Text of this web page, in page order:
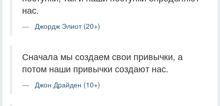
нас.
Джордж Элиот (20+)
Сначала мы создаем свои привычки, а
потом наши привычки создают нас.
Джон Драйден (10+)